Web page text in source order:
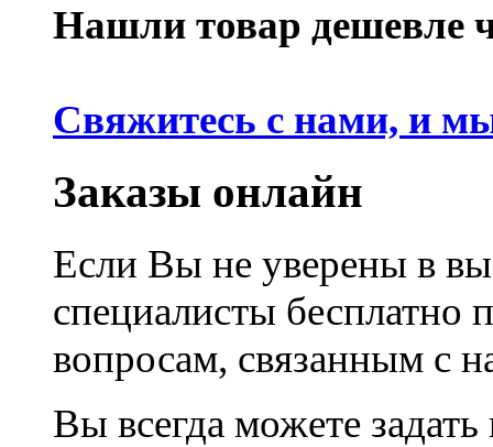
Нашли товар дешевле
Свяжитесь с нами, и
Заказы онлайн
Если Вы не уверены в
специалисты
вопросам, связанным с
Вы всегда можете